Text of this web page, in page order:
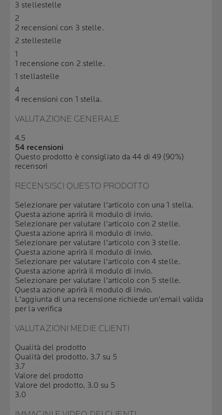
3 stellestelle
2
2 recensioni con 3 stelle.
2 stellestelle
1
1 recensione con 2 stelle.
1 stellastelle
4
4 recensioni con 1 stella.
VALUTAZIONE GENERALE
4.5
54 recensioni
Questo prodotto è consigliato da 44 di 49 (90%)
recensori
RECENSISCI QUESTO PRODOTTO
Selezionare per valutare l'articolo con una 1 stella.
Questa azione aprirà il modulo di invio.
Selezionare per valutare l'articolo con 2 stelle.
Questa azione aprirà il modulo di invio.
Selezionare per valutare l'articolo con 3 stelle.
Questa azione aprirà il modulo di invio.
Selezionare per valutare l'articolo con 4 stelle.
Questa azione aprirà il modulo di invio.
Selezionare per valutare l'articolo con 5 stelle.
Questa azione aprirà il modulo di invio.
L'aggiunta di una recensione richiede un'email valida
per la verifica
VALUTAZIONI MEDIE CLIENTI
Qualità del prodotto
Qualità del prodotto, 3.7 su 5
3.7
Valore del prodotto
Valore del prodotto, 3.0 su 5
3.0